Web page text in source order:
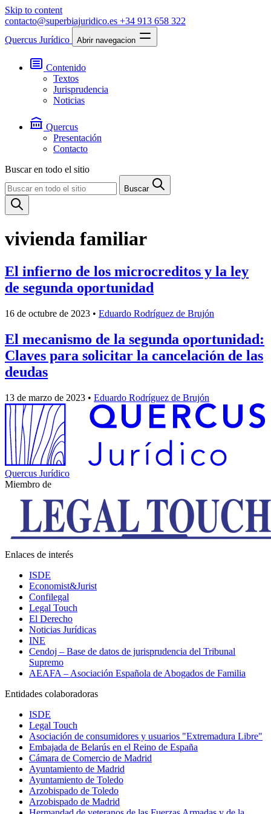
Skip to content
contacto@superbiajuridico.es +34 913 658 322
Quercus Jurídico
Abrir navegacion
Contenido
Textos
Jurisprudencia
Noticias
Quercus
Presentación
Contacto
Buscar en todo el sitio
Buscar
vivienda familiar
El infierno de los microcreditos y la ley
de segunda oportunidad
16 de octubre de 2023 • Eduardo Rodríguez de Brujón
El mecanismo de la segunda oportunidad:
Claves para solicitar la cancelación de las
deudas
13 de marzo de 2023 • Eduardo Rodríguez de Brujón
Quercus Jurídico
Miembro de
Enlaces de interés
ISDE
Economist&Jurist
Confilegal
Legal Touch
El Derecho
Noticias Jurídicas
INE
Cendoj – Base de datos de jurisprudencia del Tribunal
Supremo
AEAFA – Asociación Española de Abogados de Familia
Entidades colaboradoras
ISDE
Legal Touch
Asociación de consumidores y usuarios "Extremadura Libre"
Embajada de Belarús en el Reino de España
Cámara de Comercio de Madrid
Ayuntamiento de Madrid
Ayuntamiento de Toledo
Arzobispado de Toledo
Arzobispado de Madrid